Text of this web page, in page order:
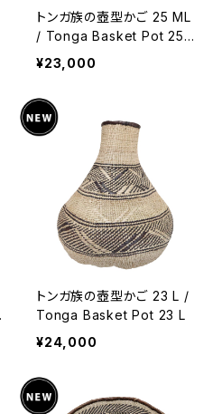
トンガ族の壺型かご 25 ML
/ Tonga Basket Pot 25
ML
¥23,000
トンガ族の壺型かご 23 L /
Tonga Basket Pot 23 L
¥24,000